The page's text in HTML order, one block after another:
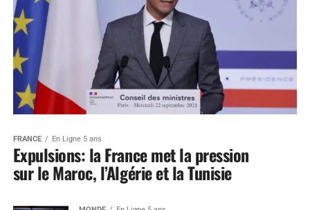
FRANCE En Ligne 5 ans
Expulsions: la France met la pression
sur le Maroc, l’Algérie et la Tunisie